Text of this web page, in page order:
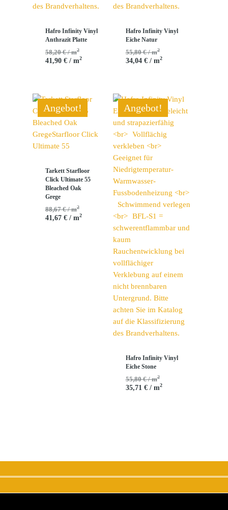
Hafro Infinity Vinyl
Anthrazit Platte
58,20 € / m2
41,90 € / m2
Hafro Infinity Vinyl
Eiche Natur
55,80 € / m2
34,04 € / m2
Angebot!
Tarkett Starfloor
Click Ultimate 55
Bleached Oak
Grege
88,67 € / m2
41,67 € / m2
Angebot!
Hafro Infinity Vinyl
Eiche Stone
55,80 € / m2
35,71 € / m2